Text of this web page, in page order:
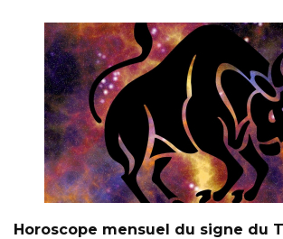
Horoscope mensuel du signe du